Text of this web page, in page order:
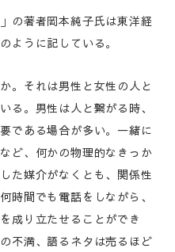
の著者岡本純子氏は東洋経
ように記している。
。それは男性と女性の人と
る。男性は人と繋がる時、
である場合が多い。一緒に
ど、何かの物理的なきっか
た媒介がなくとも、関係性
時間でも電話をしながら、
成り立たせることができ
不満、語るネタは売るほど